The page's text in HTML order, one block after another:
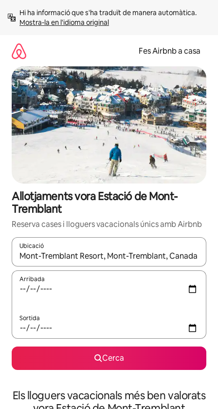
Mostra-la en l'idioma original
Fes Airbnb a casa
Allotjaments vora Estació de Mont-
Tremblant
Reserva cases i lloguers vacacionals únics amb Airbnb
Ubicació
Quan els resultats estiguin disponibles, podràs navegar-hi a
Arribada
Sortida
Cerca
Els lloguers vacacionals més ben valorats